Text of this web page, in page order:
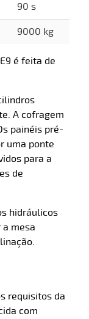
90 s
9000 kg
é feita de
A cofragem
painéis pré-
uma ponte
para a
de
hidráulicos
mesa
requisitos da
com